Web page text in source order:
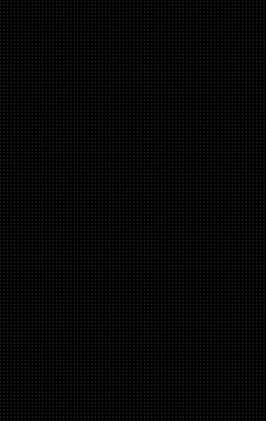
skladem u
dodavatele
(+420)
Adresa
JSComputers - Jan Šustr
Krotějov 6
340 21 Strážov
IČ:867 66 121
DIČ: CZ821252895
O firmě
Obchodní
Kontaktujte
Doručení a
Diskuzní